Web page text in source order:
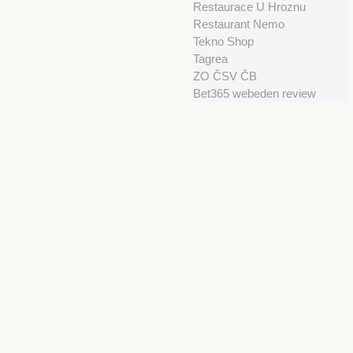
Restaurace U Hroznu
Restaurant Nemo
Tekno Shop
Tagrea
ZO ČSV ČB
Bet365 webeden review